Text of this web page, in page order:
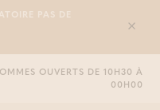
PAS DE
Sluit
OUVERTS DE 10H30 À
00H00